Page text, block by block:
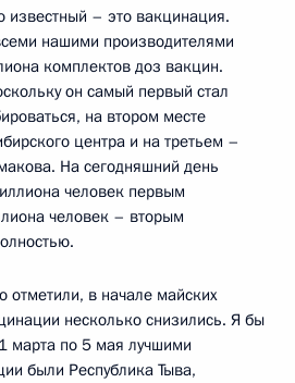
известный – это вакцинация.
нашими производителями
комплектов доз вакцин.
он самый первый стал
на втором месте
центра и на третьем –
На сегодняшний день
человек первым
человек – вторым
отметили, в начале майских
несколько снизились. Я бы
марта по 5 мая лучшими
были Республика Тыва,